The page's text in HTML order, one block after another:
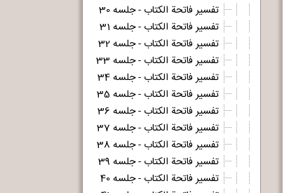
تفسیر فاتحة الکتاب - جلسه 30
تفسیر فاتحة الکتاب - جلسه 31
تفسیر فاتحة الکتاب - جلسه 32
تفسیر فاتحة الکتاب - جلسه 33
تفسیر فاتحة الکتاب - جلسه 34
تفسیر فاتحة الکتاب - جلسه 35
تفسیر فاتحة الکتاب - جلسه 36
تفسیر فاتحة الکتاب - جلسه 37
تفسیر فاتحة الکتاب - جلسه 38
تفسیر فاتحة الکتاب - جلسه 39
تفسیر فاتحة الکتاب - جلسه 40